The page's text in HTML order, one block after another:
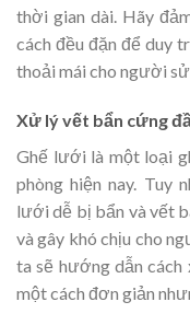
thời gian dài. Hãy
cách đều đặn để duy
thoải mái cho người sử
Xử lý vết bẩn cứng
Ghế lưới là một loại
phòng hiện nay. Tuy
lưới dễ bị bẩn và vết
và gây khó chịu cho
ta sẽ hướng dẫn
một cách đơn giản